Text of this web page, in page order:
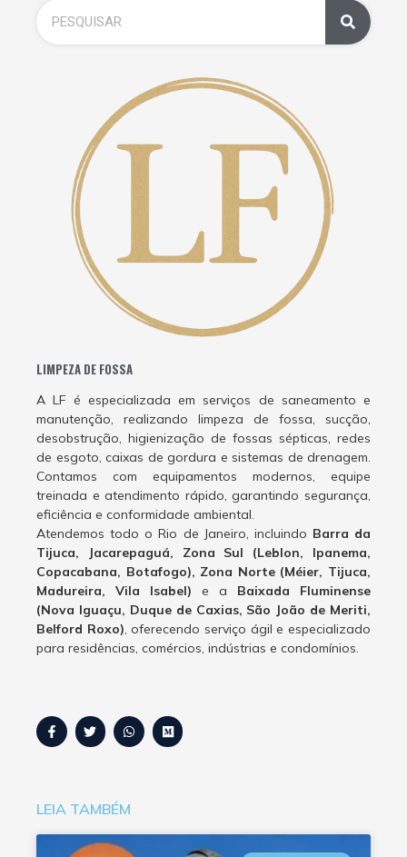
LIMPEZA DE FOSSA
A LF é especializada em serviços de saneamento e
manutenção, realizando limpeza de fossa, sucção,
desobstrução, higienização de fossas sépticas, redes
de esgoto, caixas de gordura e sistemas de drenagem.
Contamos com equipamentos modernos, equipe
treinada e atendimento rápido, garantindo segurança,
eficiência e conformidade ambiental.
Atendemos todo o Rio de Janeiro, incluindo Barra da
Tijuca, Jacarepaguá, Zona Sul (Leblon, Ipanema,
Copacabana, Botafogo), Zona Norte (Méier, Tijuca,
Madureira, Vila Isabel) e a Baixada Fluminense
(Nova Iguaçu, Duque de Caxias, São João de Meriti,
Belford Roxo), oferecendo serviço ágil e especializado
para residências, comércios, indústrias e condomínios.
LEIA TAMBÉM